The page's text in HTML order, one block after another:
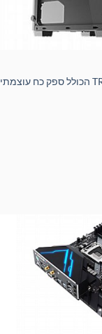
מארז מחשב איכותי TRIO Case הכולל ספק כח עוצמתי